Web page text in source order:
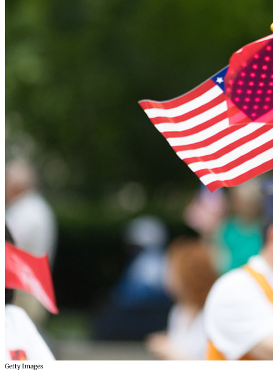
Getty Images